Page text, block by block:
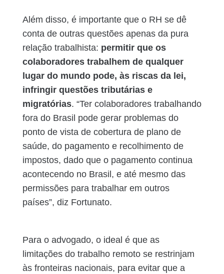
Além disso, é importante que o RH se dê
conta de outras questões apenas da pura
relação trabalhista: permitir que os
colaboradores trabalhem de qualquer
lugar do mundo pode, às riscas da lei,
infringir questões tributárias e
migratórias. “Ter colaboradores trabalhando
fora do Brasil pode gerar problemas do
ponto de vista de cobertura de plano de
saúde, do pagamento e recolhimento de
impostos, dado que o pagamento continua
acontecendo no Brasil, e até mesmo das
permissões para trabalhar em outros
países”, diz Fortunato.
Para o advogado, o ideal é que as
limitações do trabalho remoto se restrinjam
às fronteiras nacionais, para evitar que a